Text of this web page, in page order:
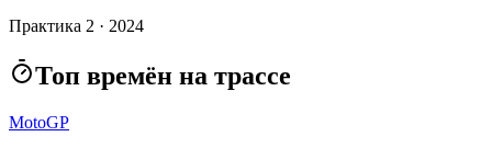
Практика 2 · 2024
Топ времён на трассе
MotoGP